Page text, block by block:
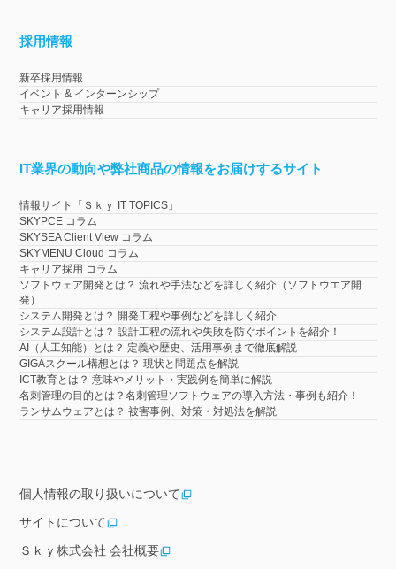
採用情報
新卒採用情報
イベント & インターンシップ
キャリア採用情報
IT業界の動向や弊社商品の情報をお届けするサイト
情報サイト「Ｓｋｙ IT TOPICS」
SKYPCE コラム
SKYSEA Client View コラム
SKYMENU Cloud コラム
キャリア採用 コラム
ソフトウェア開発とは？ 流れや手法などを詳しく紹介（ソフトウエア開
発）
システム開発とは？ 開発工程や事例などを詳しく紹介
システム設計とは？ 設計工程の流れや失敗を防ぐポイントを紹介！
AI（人工知能）とは？ 定義や歴史、活用事例まで徹底解説
GIGAスクール構想とは？ 現状と問題点を解説
ICT教育とは？ 意味やメリット・実践例を簡単に解説
名刺管理の目的とは？名刺管理ソフトウェアの導入方法・事例も紹介！
ランサムウェアとは？ 被害事例、対策・対処法を解説
個人情報の取り扱いについて
サイトについて
Ｓｋｙ株式会社 会社概要